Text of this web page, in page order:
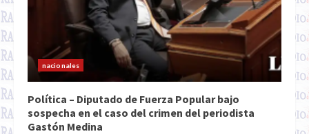
nacionales
Política – Diputado de Fuerza Popular bajo
sospecha en el caso del crimen del periodista
Gastón Medina